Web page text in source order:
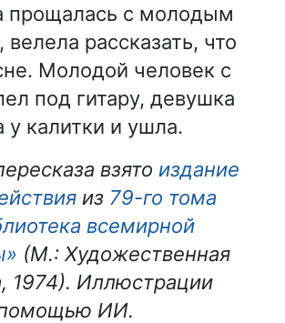
прощалась с молодым
рассказать, что
Молодой человек с
под гитару, девушка
у калитки и ушла.
взято издание
из 79-го тома
всемирной
(М.: Художественная
1974). Иллюстрации
ИИ.